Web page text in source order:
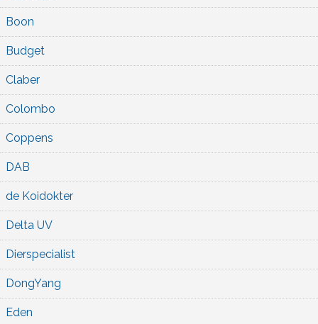
Boon
Budget
Claber
Colombo
Coppens
DAB
de Koidokter
Delta UV
Dierspecialist
DongYang
Eden